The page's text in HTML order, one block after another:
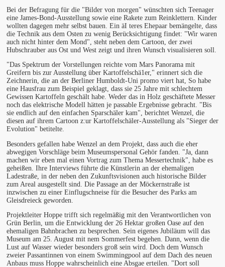
Bei der Befragung für die "Bilder von morgen" wünschten sich Teenager
eine James-Bond-Ausstellung sowie eine Rakete zum Reinklettern. Kinder
wollten dagegen mehr selbst bauen. Ein äI teres Ehepaar bemängelte, dass
die Technik aus dem Osten zu wenig Berücksichtigung findet: "Wir waren
auch nicht hinter dem Mond", steht neben dem Cartoon, der zwei
Hubschrauber aus Ost und West zeigt und ihren Wunsch visualisieren soll.
"Das Spektrum der Vorstellungen reichte vom Mars Panorama mit
Greifern bis zur Ausstellung über Kartoffelschä1er," erinnert sich die
Zeichnerin, die an der Berliner Humboldt-Uni promo viert hat, So habe
eine Hausfrau zum Beispiel geklagt, dass sie 25 Jahre mit schlechtem
Gewissen Kartoffeln geschält habe. Weder das in Holz geschäftete Messer
noch das elektrische Modell hätten je passable Ergebnisse gebracht. "Bis
sie endlich auf den einfachen Sparschäler kam", berichtet Wenzel, die
diesen auf ihrem Cartoon z:ur Kartoffelschäler-Ausstellung als "Sieger der
Evolution" betitelte.
Besonders gefallen habe Wenzel an dem Projekt, dass auch die eher
abwegigen Vorschläge beim Museumspersonal Gehör fanden. "Ja, dann
machen wir eben mal einen Vortrag zum Thema Messertechnik", habe es
geheißen. Ihre Interviews führte die Künstlerin an der ehemaligen
Ladestraße, in der neben den Zukunftsvisionen auch historische Bilder
zum Areal ausgestellt sind. Die Passage an der Möckernstraße ist
inzwischen zu einer Einflugschneise für die Besucher des Parks am
Gleisdreieck geworden.
Projektleiter Hoppe trifft sich regelmäßig mit den Verantwortlichen von
Grün Berlin, um die Entwicklung der 26 Hektar großen Oase auf den
ehemaligen Bahnbrachen zu besprechen. Sein eigenes Jubiläum will das
Museum am 25. August mit nem Sommerfest begehen. Dann, wenn die
Lust auf Wasser wieder besonders groß sein wird. Doch dem Wunsch
zweier Passantinnen von einem Swimmingpool auf dem Dach des neuen
Anbaus muss Hoppe wahrscheinlich eine Absgae erteilen. "Dort soll